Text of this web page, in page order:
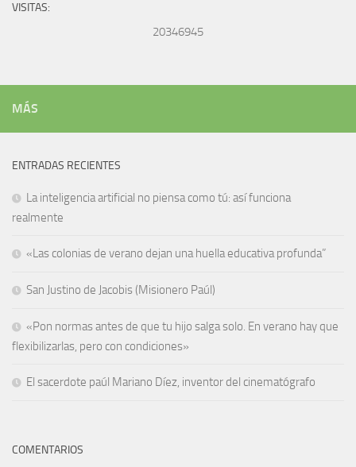
VISITAS:
20346945
MÁS
ENTRADAS RECIENTES
La inteligencia artificial no piensa como tú: así funciona
realmente
«Las colonias de verano dejan una huella educativa profunda”
San Justino de Jacobis (Misionero Paúl)
«Pon normas antes de que tu hijo salga solo. En verano hay que
flexibilizarlas, pero con condiciones»
El sacerdote paúl Mariano Díez, inventor del cinematógrafo
COMENTARIOS